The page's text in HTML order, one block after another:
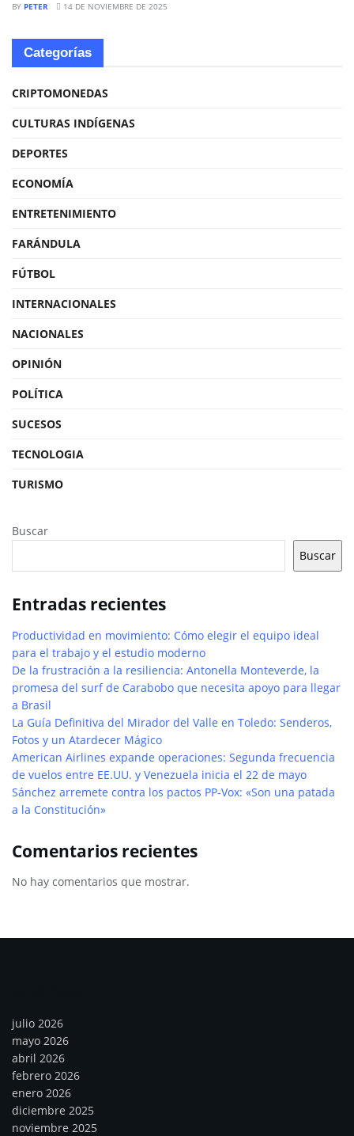
BY PETER 14 DE NOVIEMBRE DE 2025
Categorías
CRIPTOMONEDAS
CULTURAS INDÍGENAS
DEPORTES
ECONOMÍA
ENTRETENIMIENTO
FARÁNDULA
FÚTBOL
INTERNACIONALES
NACIONALES
OPINIÓN
POLÍTICA
SUCESOS
TECNOLOGIA
TURISMO
Buscar
Buscar
Entradas recientes
Productividad en movimiento: Cómo elegir el equipo ideal
para el trabajo y el estudio moderno
De la frustración a la resiliencia: Antonella Monteverde, la
promesa del surf de Carabobo que necesita apoyo para llegar
a Brasil
La Guía Definitiva del Mirador del Valle en Toledo: Senderos,
Fotos y un Atardecer Mágico
American Airlines expande operaciones: Segunda frecuencia
de vuelos entre EE.UU. y Venezuela inicia el 22 de mayo
Sánchez arremete contra los pactos PP-Vox: «Son una patada
a la Constitución»
Comentarios recientes
No hay comentarios que mostrar.
julio 2026
mayo 2026
abril 2026
febrero 2026
enero 2026
diciembre 2025
noviembre 2025